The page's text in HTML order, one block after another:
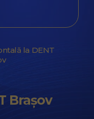
la DENT
Brașov